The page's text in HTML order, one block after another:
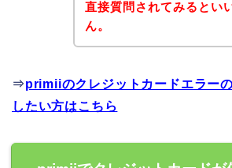
直接質問されてみるとい
ん。
⇒primiiのクレジットカードエラー
したい方はこちら